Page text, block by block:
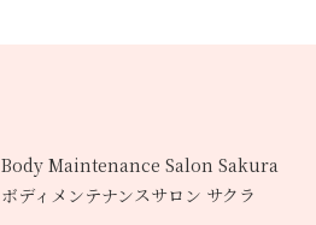
Body Maintenance Salon Sakura
ボディメンテナンスサロン サクラ